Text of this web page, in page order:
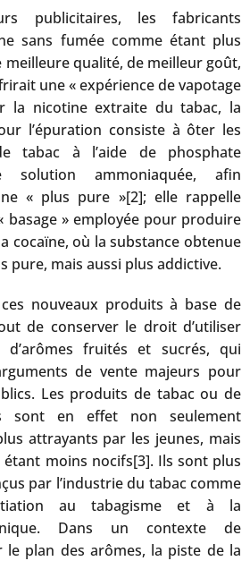
publicitaires, les fabricants
sans fumée comme étant plus
qualité, de meilleur goût,
une « expérience de vapotage
la nicotine extraite du tabac, la
l’épuration consiste à ôter les
tabac à l’aide de phosphate
solution ammoniaquée, afin
« plus pure »[2]; elle rappelle
basage » employée pour produire
cocaïne, où la substance obtenue
pure, mais aussi plus addictive.
nouveaux produits à base de
de conserver le droit d’utiliser
d’arômes fruités et sucrés, qui
de vente majeurs pour
Les produits de tabac ou de
sont en effet non seulement
attrayants par les jeunes, mais
moins nocifs[3]. Ils sont plus
par l’industrie du tabac comme
au tabagisme et à la
Dans un contexte de
le plan des arômes, la piste de la